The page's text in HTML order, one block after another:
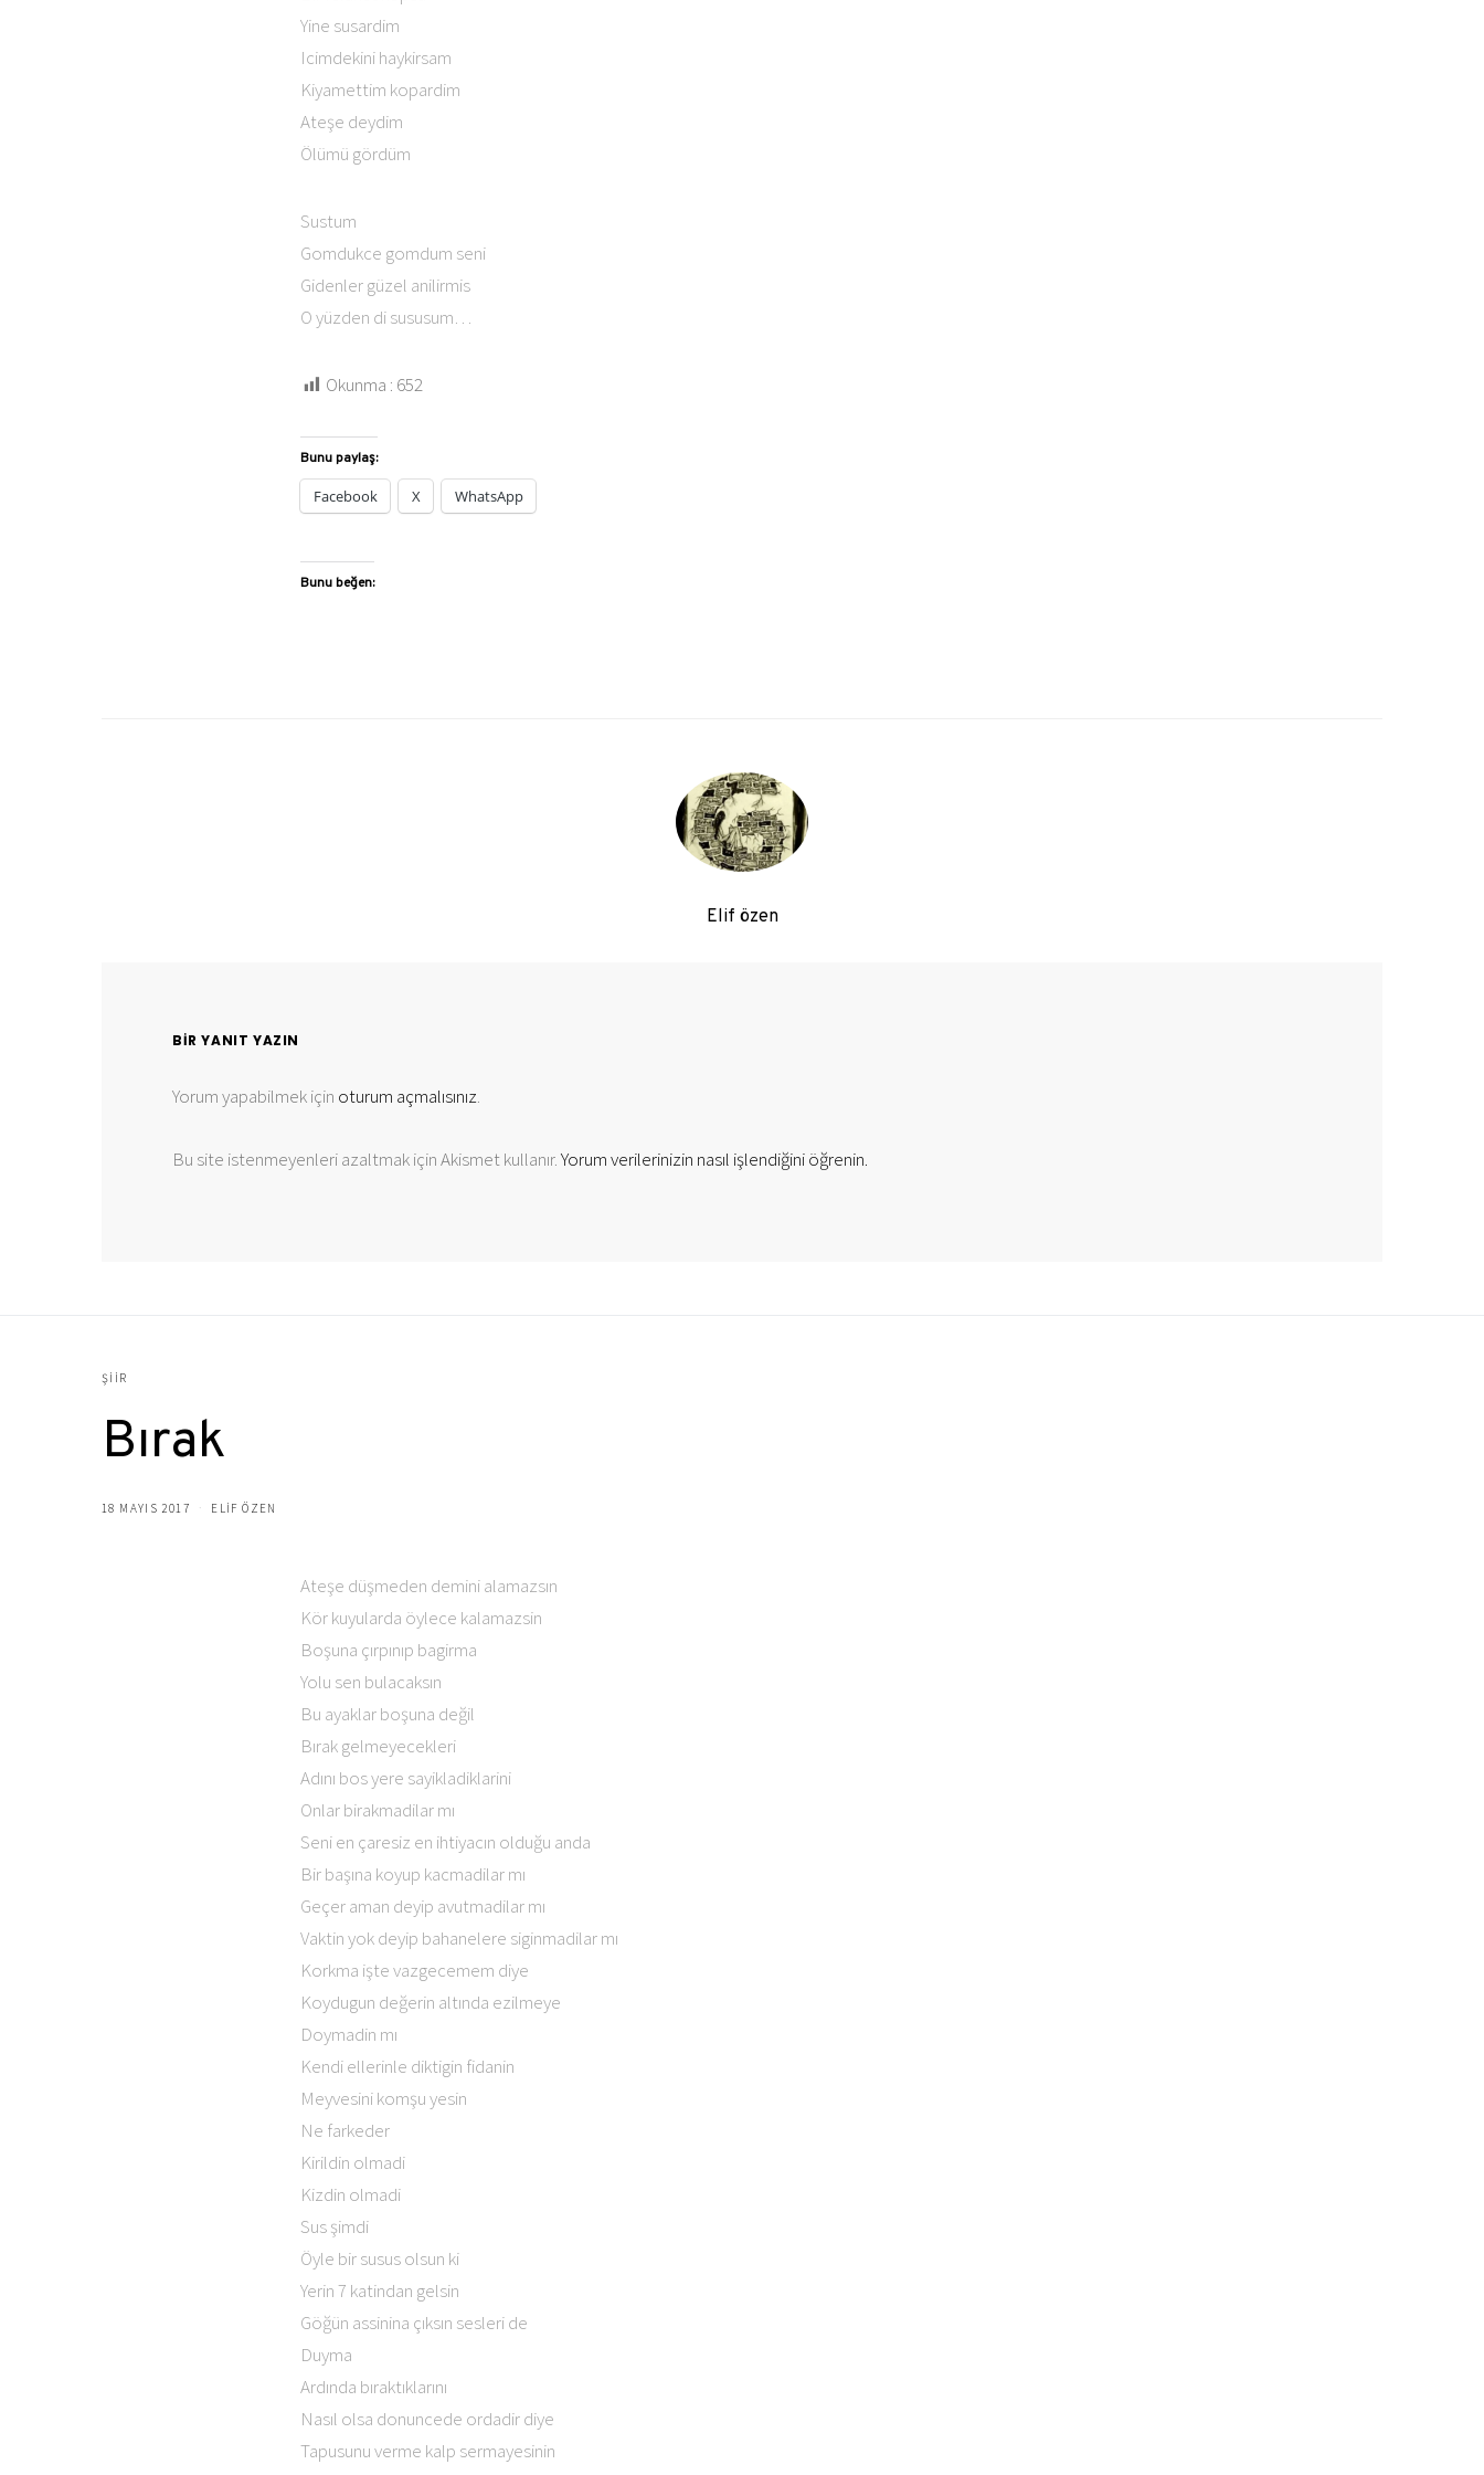
Yine susardim
Icimdekini haykirsam
Kiyamettim kopardim
Ateşe deydim
Ölümü gördüm
Sustum
Gomdukce gomdum seni
Gidenler güzel anilirmis
O yüzden di sususum…
Okunma : 652
Bunu paylaş:
Facebook X WhatsApp
Bunu beğen:
Elif özen
BIR YANIT YAZIN
Yorum yapabilmek için oturum açmalısınız.
Bu site istenmeyenleri azaltmak için Akismet kullanır.Yorum verilerinizin nasıl işlendiğini öğrenin.
ŞIIR
Bırak
18 MAYIS 2017 ELIF ÖZEN
Ateşe düşmeden demini alamazsın
Kör kuyularda öylece kalamazsin
Boşuna çırpınıp bagirma
Yolu sen bulacaksın
Bu ayaklar boşuna değil
Bırak gelmeyecekleri
Adını bos yere sayikladiklarini
Onlar birakmadilar mı
Seni en çaresiz en ihtiyacın olduğu anda
Bir başına koyup kacmadilar mı
Geçer aman deyip avutmadilar mı
Vaktin yok deyip bahanelere siginmadilar mı
Korkma işte vazgecemem diye
Koydugun değerin altında ezilmeye
Doymadin mı
Kendi ellerinle diktigin fidanin
Meyvesini komşu yesin
Ne farkeder
Kirildin olmadi
Kizdin olmadi
Sus şimdi
Öyle bir susus olsun ki
Yerin 7 katindan gelsin
Göğün assinina çıksın sesleri de
Duyma
Ardında bıraktıklarını
Nasıl olsa donuncede ordadir diye
Tapusunu verme kalp sermayesinin